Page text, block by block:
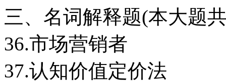
三、名词解释题(本大题
36.市场营销者
37.认知价值定价法